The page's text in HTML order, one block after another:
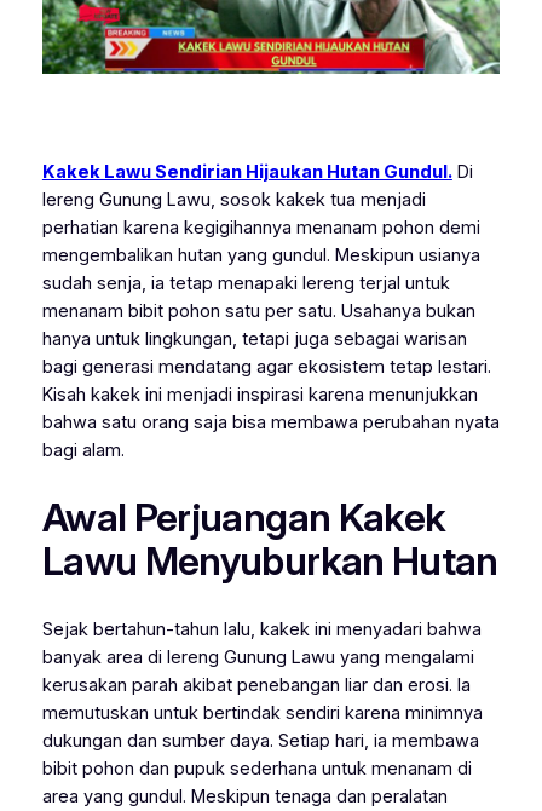
Kakek Lawu Sendirian Hijaukan Hutan Gundul.Di
lereng Gunung Lawu, sosok kakek tua menjadi
perhatian karena kegigihannya menanam pohon demi
mengembalikan hutan yang gundul. Meskipun usianya
sudah senja, ia tetap menapaki lereng terjal untuk
menanam bibit pohon satu per satu. Usahanya bukan
hanya untuk lingkungan, tetapi juga sebagai warisan
bagi generasi mendatang agar ekosistem tetap lestari.
Kisah kakek ini menjadi inspirasi karena menunjukkan
bahwa satu orang saja bisa membawa perubahan nyata
bagi alam.
Awal Perjuangan Kakek
Lawu Menyuburkan Hutan
Sejak bertahun-tahun lalu, kakek ini menyadari bahwa
banyak area di lereng Gunung Lawu yang mengalami
kerusakan parah akibat penebangan liar dan erosi. Ia
memutuskan untuk bertindak sendiri karena minimnya
dukungan dan sumber daya. Setiap hari, ia membawa
bibit pohon dan pupuk sederhana untuk menanam di
area yang gundul. Meskipun tenaga dan peralatan